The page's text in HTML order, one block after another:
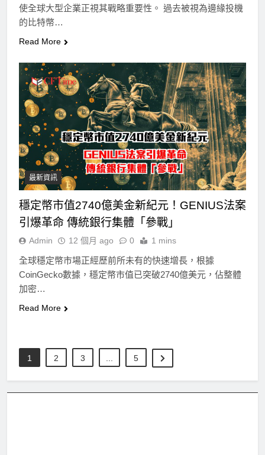
使全球大型企業正視其戰略重要性。 過去被視為邊緣投機
的比特幣…
Read More
最新資訊
穩定幣市值2740億美金新紀元！GENIUS法案
引爆革命 傳統銀行集體「參戰」
Admin 12 個月 ago 0 1 mins
全球穩定幣市場正經歷前所未有的快速增長，根據
CoinGecko數據，穩定幣市值已突破2740億美元，佔整體
加密…
Read More
1 2 3 ... 5